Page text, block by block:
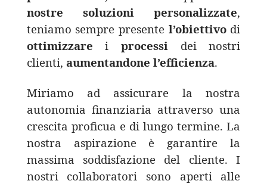
nostre
soluzioni personalizzate,
teniamo sempre presente l’obiettivodi
ottimizzare i processi dei nostri
clienti, aumentandone l’efficienza.
Miriamo ad assicurare la nostra
autonomia finanziaria attraverso una
crescita proficua e di lungo termine. La
nostra aspirazione è garantire la
massima soddisfazione del cliente. I
nostri collaboratori sono aperti alle